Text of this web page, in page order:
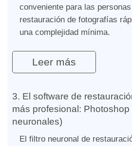
conveniente para las
restauración de fotografías
una complejidad mínima.
Leer más
3. El software de
más profesional: Photoshop
neuronales)
El filtro neuronal de